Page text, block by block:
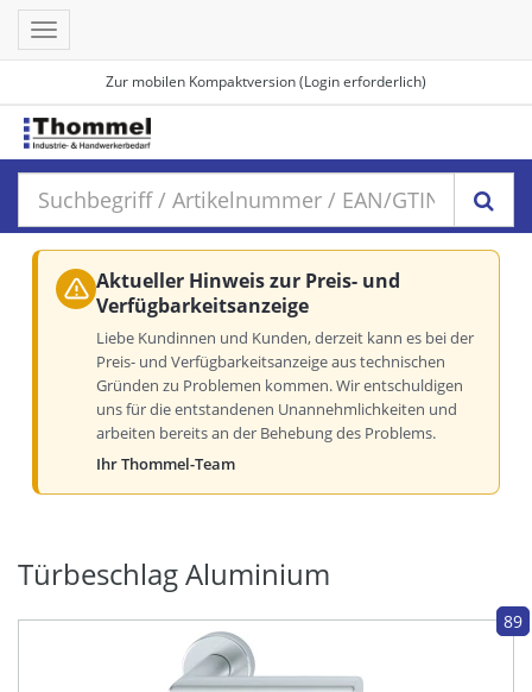
Zur mobilen Kompaktversion (Login erforderlich)
Toggle
navigation
Aktueller Hinweis zur Preis- und
Verfügbarkeitsanzeige
Liebe Kundinnen und Kunden, derzeit kann es bei der
Preis- und Verfügbarkeitsanzeige aus technischen
Gründen zu Problemen kommen. Wir entschuldigen
uns für die entstandenen Unannehmlichkeiten und
arbeiten bereits an der Behebung des Problems.
Ihr Thommel-Team
Türbeschlag Aluminium
89